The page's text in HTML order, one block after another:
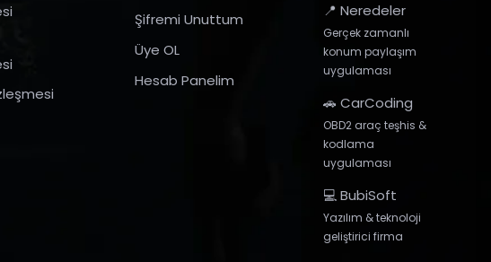
Şifremi Unuttum
Üye OL
Hesab Panelim
📍 Neredeler
Gerçek zamanlı
konum paylaşım
uygulaması
🚗 CarCoding
OBD2 araç teşhis &
kodlama
uygulaması
💻 BubiSoft
Yazılım & teknoloji
geliştirici firma